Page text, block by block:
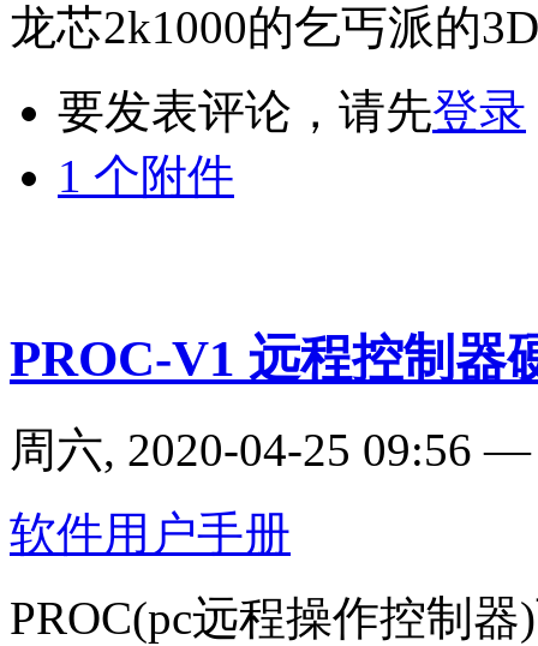
龙芯2k1000的乞丐派的
要发表评论，请先登录
1 个附件
PROC-V1 远程控制器
周六, 2020-04-25 09:56
软件用户手册
PROC(pc远程操作控制